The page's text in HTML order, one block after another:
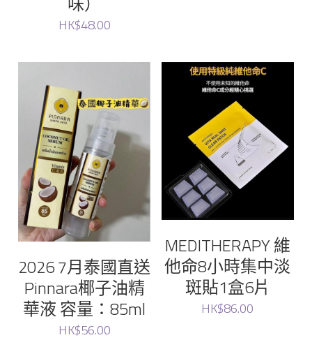
HK$48.00
2026 7月泰國直送
Pinnara椰子油精
華液 容量：85ml
HK$56.00
MEDITHERAPY 維
他命8小時集中淡
斑貼1盒6片
HK$86.00